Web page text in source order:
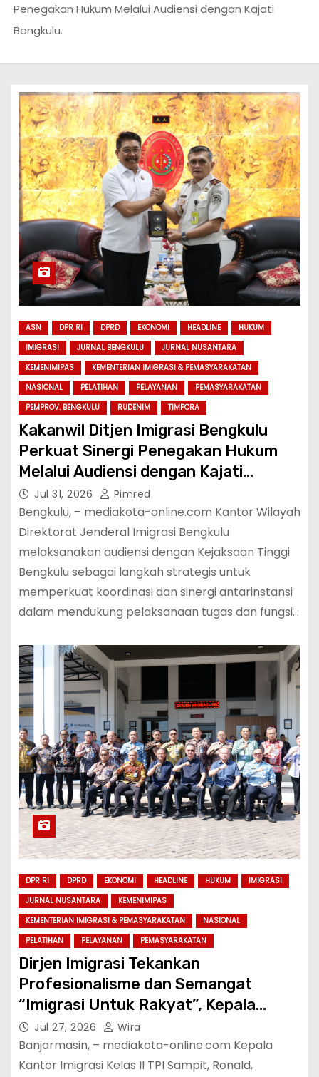
Penegakan Hukum Melalui Audiensi dengan Kajati
Bengkulu.
ASN DPR RI DPRD EKONOMI HEADLINE
HUKUM
IMIGRASI
JURNAL BENGKULU
JURNAL NUSANTARA
KEMENIMIPAS
KEMENTERIAN IMIGRASI & PEMASYARAKATAN
NASIONAL
PELATIHAN PELAYANAN
PEMASYARAKATAN
PEMPROV. BENGKULU
RUDENIM TIMPORA
Kakanwil Ditjen Imigrasi Bengkulu
Perkuat Sinergi Penegakan Hukum
Melalui Audiensi dengan Kajati
Bengkulu.
Jul 31, 2026 Pimred
Bengkulu, – mediakota-online.com Kantor Wilayah
Direktorat Jenderal Imigrasi Bengkulu
melaksanakan audiensi dengan Kejaksaan Tinggi
Bengkulu sebagai langkah strategis untuk
memperkuat koordinasi dan sinergi antarinstansi
dalam mendukung pelaksanaan tugas dan fungsi…
DPR RI DPRD EKONOMI HEADLINE HUKUM
IMIGRASI
JURNAL NUSANTARA
KEMENIMIPAS
KEMENTERIAN IMIGRASI & PEMASYARAKATAN
NASIONAL
PELATIHAN
PELAYANAN PEMASYARAKATAN
Dirjen Imigrasi Tekankan
Profesionalisme dan Semangat
“Imigrasi Untuk Rakyat”, Kepala
Kantor Imigrasi Sampit Siap
Tingkatkan Pelayanan Publik
Jul 27, 2026 Wira
Banjarmasin, – mediakota-online.com Kepala
Kantor Imigrasi Kelas II TPI Sampit, Ronald,